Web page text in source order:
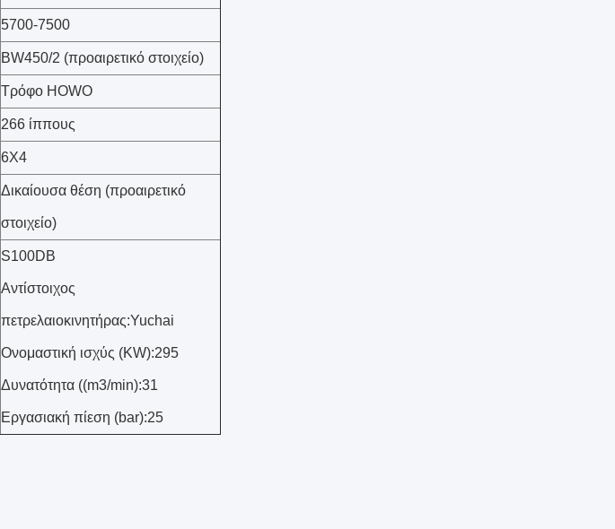
5700-7500
BW450/2 (προαιρετικό στοιχείο)
Τρόφο HOWO
266 ίππους
6X4
Δικαίουσα θέση (προαιρετικό
στοιχείο)
S100DB
Αντίστοιχος
πετρελαιοκινητήρας:Yuchai
Ονομαστική ισχύς (KW):295
Δυνατότητα ((m3/min):31
Εργασιακή πίεση (bar):25